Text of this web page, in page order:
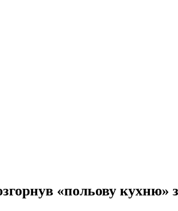
«польову